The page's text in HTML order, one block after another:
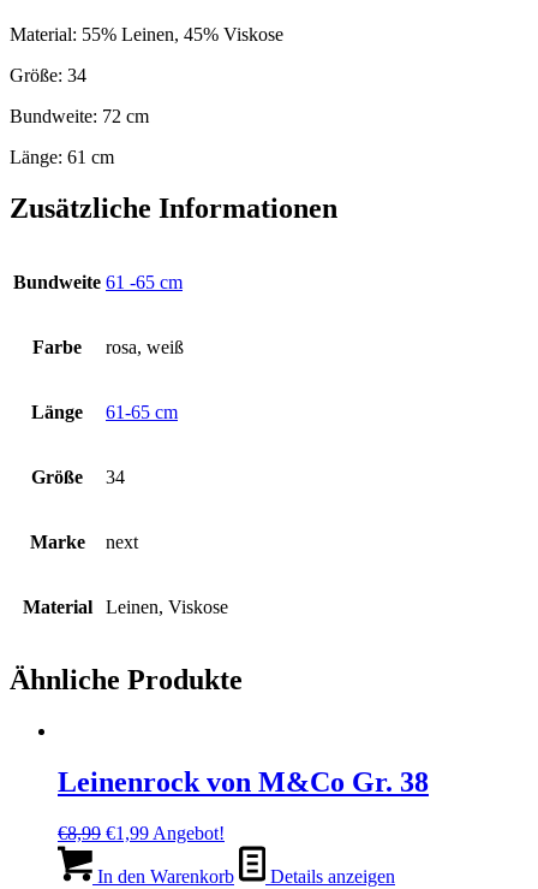
Material: 55% Leinen, 45% Viskose
Größe: 34
Bundweite: 72 cm
Länge: 61 cm
Zusätzliche Informationen
Bundweite 61 -65 cm
Farbe rosa, weiß
Länge 61-65 cm
Größe 34
Marke next
Material Leinen, Viskose
Ähnliche Produkte
Leinenrock von M&Co Gr. 38
€8,99 Ursprünglicher
war:
€1,99Aktueller
ist:
Angebot!
In den Warenkorb Details anzeigen